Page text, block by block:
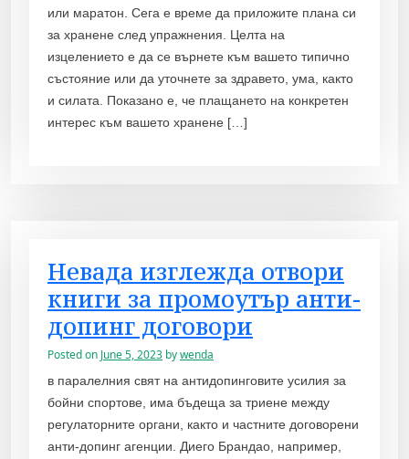
или маратон. Сега е време да приложите плана си
за хранене след упражнения. Целта на
изцелението е да се върнете към вашето типично
състояние или да уточнете за здравето, ума, както
и силата. Показано е, че плащането на конкретен
интерес към вашето хранене […]
Невада изглежда отвори
книги за промоутър анти-
допинг договори
Posted on June 5, 2023 bywenda
в паралелния свят на антидопинговите усилия за
бойни спортове, има бъдеща за триене между
регулаторните органи, както и частните договорени
анти-допинг агенции. Диего Брандао, например,